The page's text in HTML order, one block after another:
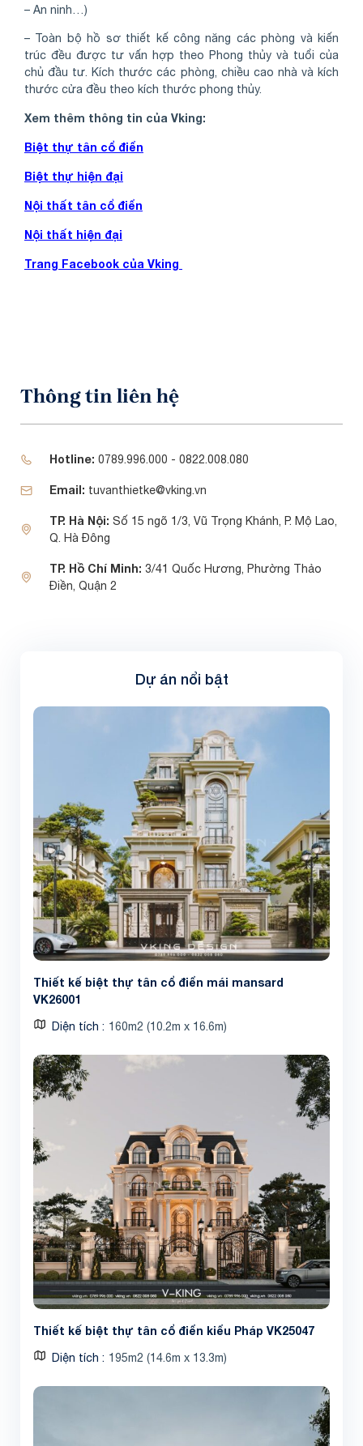
– An ninh…)
– Toàn bộ hồ sơ thiết kế công năng các phòng và kiến
trúc đều được tư vấn hợp theo Phong thủy và tuổi của
chủ đầu tư. Kích thước các phòng, chiều cao nhà và kích
thước cửa đều theo kích thước phong thủy.
Xem thêm thông tin của Vking:
Biệt thự tân cổ điển
Biệt thự hiện đại
Nội thất tân cổ điển
Nội thất hiện đại
Trang Facebook của Vking
Thông tin liên hệ
Hotline: 0789.996.000 - 0822.008.080
Email: tuvanthietke@vking.vn
TP. Hà Nội: Số 15 ngõ 1/3, Vũ Trọng Khánh, P. Mộ Lao,
Q. Hà Đông
TP. Hồ Chí Minh: 3/41 Quốc Hương, Phường Thảo
Điền, Quận 2
Dự án nổi bật
Thiết kế biệt thự tân cổ điển mái mansard
VK26001
Diện tích 160m2 (10.2m x 16.6m)
Thiết kế biệt thự tân cổ điển kiểu Pháp VK25047
Diện tích 195m2 (14.6m x 13.3m)